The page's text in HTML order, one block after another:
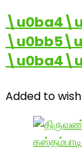
Added to